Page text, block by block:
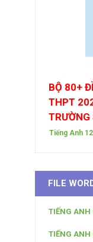
BỘ 80+
THPT
TRƯỜNG
Tiếng Anh 12
FILE
TIẾNG ANH
TIẾNG ANH